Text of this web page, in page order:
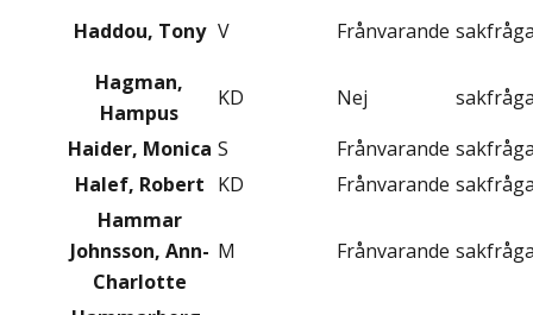
Haddou, Tony V Frånvarande
Hagman,
Hampus
KD Nej
Haider, Monica S Frånvarande
Halef, Robert KD Frånvarande
Hammar
Johnsson, Ann-
Charlotte
M Frånvarande